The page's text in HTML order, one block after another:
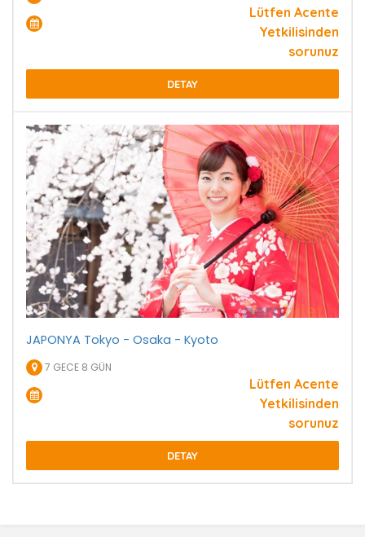
Lütfen Acente
Yetkilisinden
sorunuz
DETAY
JAPONYA Tokyo - Osaka - Kyoto
7 GECE 8 GÜN
Lütfen Acente
Yetkilisinden
sorunuz
DETAY